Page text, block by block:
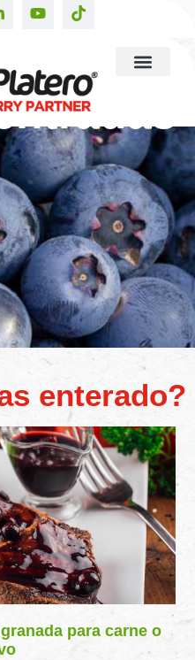
enterado?
para carne o